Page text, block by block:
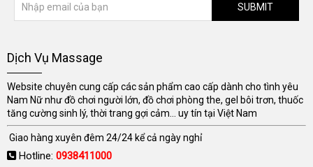
SUBMIT
Dịch Vụ Massage
Website chuyên cung cấp các sản phẩm cao cấp dành cho tình yêu
Nam Nữ như đồ chơi người lớn, đồ chơi phòng the, gel bôi trơn, thuốc
tăng cường sinh lý, thời trang gợi cảm... uy tín tại Việt Nam
Giao hàng xuyên đêm 24/24 kể cả ngày nghỉ
Hotline: 0938411000